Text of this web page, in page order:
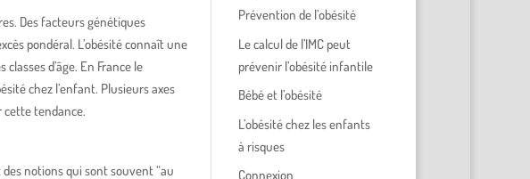
Des facteurs génétiques
pondéral. L’obésité connaît une
d’âge. En France le
chez l’enfant. Plusieurs axes
cette tendance.
des notions qui sont souvent “au
Prévention de l’obésité
Le calcul de l’IMC peut
prévenir l’obésité infantile
Bébé et l’obésité
L’obésité chez les enfants
à risques
Connexion